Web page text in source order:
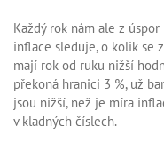
Každý rok nám ale z
inflace sleduje, o kolik se
mají rok od ruku nižší
překoná hranici 3 %, už
jsou nižší, než je míra
v kladných číslech.